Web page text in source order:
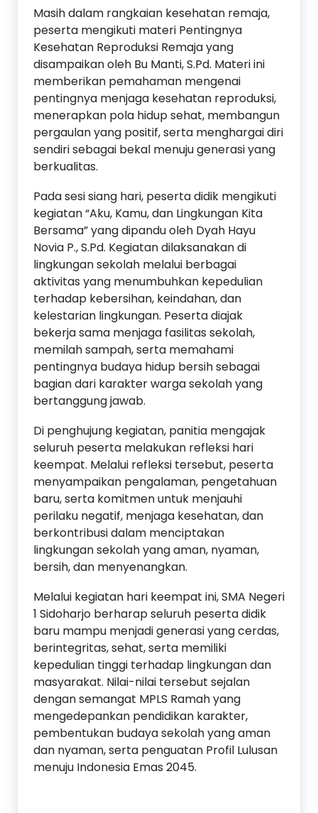
Masih dalam rangkaian kesehatan remaja,
peserta mengikuti materi Pentingnya
Kesehatan Reproduksi Remaja yang
disampaikan oleh Bu Manti, S.Pd. Materi ini
memberikan pemahaman mengenai
pentingnya menjaga kesehatan reproduksi,
menerapkan pola hidup sehat, membangun
pergaulan yang positif, serta menghargai diri
sendiri sebagai bekal menuju generasi yang
berkualitas.
Pada sesi siang hari, peserta didik mengikuti
kegiatan “Aku, Kamu, dan Lingkungan Kita
Bersama” yang dipandu oleh Dyah Hayu
Novia P., S.Pd. Kegiatan dilaksanakan di
lingkungan sekolah melalui berbagai
aktivitas yang menumbuhkan kepedulian
terhadap kebersihan, keindahan, dan
kelestarian lingkungan. Peserta diajak
bekerja sama menjaga fasilitas sekolah,
memilah sampah, serta memahami
pentingnya budaya hidup bersih sebagai
bagian dari karakter warga sekolah yang
bertanggung jawab.
Di penghujung kegiatan, panitia mengajak
seluruh peserta melakukan refleksi hari
keempat. Melalui refleksi tersebut, peserta
menyampaikan pengalaman, pengetahuan
baru, serta komitmen untuk menjauhi
perilaku negatif, menjaga kesehatan, dan
berkontribusi dalam menciptakan
lingkungan sekolah yang aman, nyaman,
bersih, dan menyenangkan.
Melalui kegiatan hari keempat ini, SMA Negeri
1 Sidoharjo berharap seluruh peserta didik
baru mampu menjadi generasi yang cerdas,
berintegritas, sehat, serta memiliki
kepedulian tinggi terhadap lingkungan dan
masyarakat. Nilai-nilai tersebut sejalan
dengan semangat MPLS Ramah yang
mengedepankan pendidikan karakter,
pembentukan budaya sekolah yang aman
dan nyaman, serta penguatan Profil Lulusan
menuju Indonesia Emas 2045.